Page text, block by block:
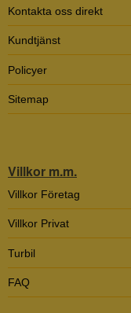
Kontakta oss direkt
Kundtjänst
Policyer
Sitemap
Villkor m.m.
Villkor Företag
Villkor Privat
Turbil
FAQ